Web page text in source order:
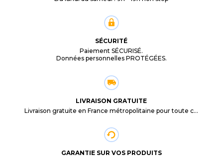
SÉCURITÉ
Paiement SÉCURISÉ.
Données personnelles PROTÉGÉES.
LIVRAISON GRATUITE
Livraison gratuite en France métropolitaine pour toute commande supérieure à 29,90€.
GARANTIE SUR VOS PRODUITS